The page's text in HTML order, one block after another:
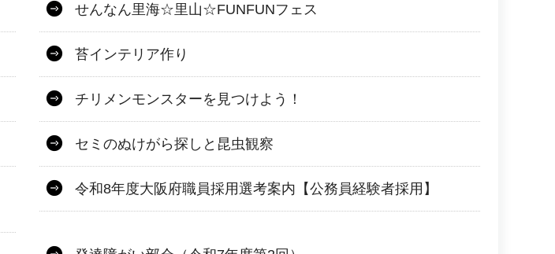
せんなん里海☆里山☆FUNFUNフェス
苔インテリア作り
チリメンモンスターを見つけよう！
セミのぬけがら探しと昆虫観察
令和8年度大阪府職員採用選考案内【公務員経験者採用】